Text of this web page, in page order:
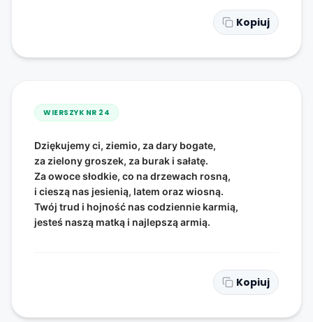
Kopiuj
WIERSZYK NR 24
Dziękujemy ci, ziemio, za dary bogate,
za zielony groszek, za burak i sałatę.
Za owoce słodkie, co na drzewach rosną,
i cieszą nas jesienią, latem oraz wiosną.
Twój trud i hojność nas codziennie karmią,
jesteś naszą matką i najlepszą armią.
Kopiuj